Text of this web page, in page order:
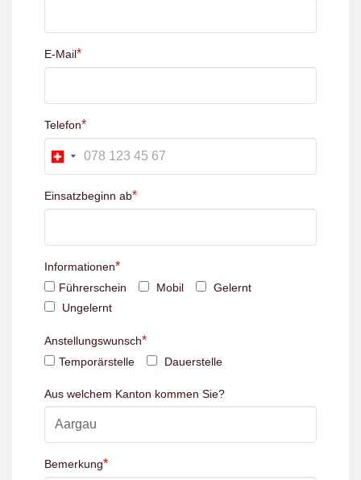
E-Mail*
Telefon*
Einsatzbeginn ab*
Informationen*
Führerschein Mobil
Gelernt
Ungelernt
Anstellungswunsch*
Temporärstelle Dauerstelle
Aus welchem Kanton kommen Sie?
Bemerkung*